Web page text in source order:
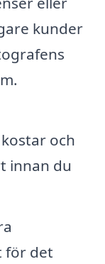
kunder
och
innan du
för det